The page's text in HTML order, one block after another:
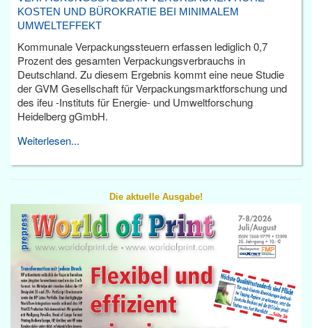
KOSTEN UND BÜROKRATIE BEI MINIMALEM
UMWELTEFFEKT
Kommunale Verpackungssteuern erfassen lediglich 0,7
Prozent des gesamten Verpackungsverbrauchs in
Deutschland. Zu diesem Ergebnis kommt eine neue Studie
der GVM Gesellschaft für Verpackungsmarktforschung und
des ifeu -Instituts für Energie- und Umweltforschung
Heidelberg gGmbH.
Weiterlesen...
Die aktuelle Ausgabe!